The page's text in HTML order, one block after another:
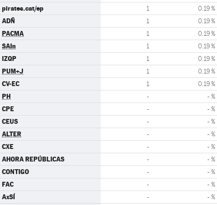
pirates.cat/ep 1 0.19 %
ADÑ 1 0.19 %
PACMA 1 0.19 %
SAIn 1 0.19 %
IZQP 1 0.19 %
PUM+J 1 0.19 %
CV-EC 1 0.19 %
PH - - %
CPE - - %
CEUS - - %
ALTER - - %
CXE - - %
AHORA REPÚBLICAS - - %
CONTIGO - - %
FAC - - %
AxSÍ - - %